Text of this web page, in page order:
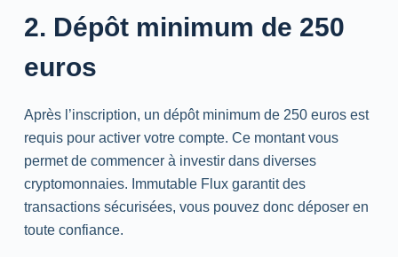
2. Dépôt minimum de 250
euros
Après l’inscription, un dépôt minimum de 250 euros est
requis pour activer votre compte. Ce montant vous
permet de commencer à investir dans diverses
cryptomonnaies. Immutable Flux garantit des
transactions sécurisées, vous pouvez donc déposer en
toute confiance.